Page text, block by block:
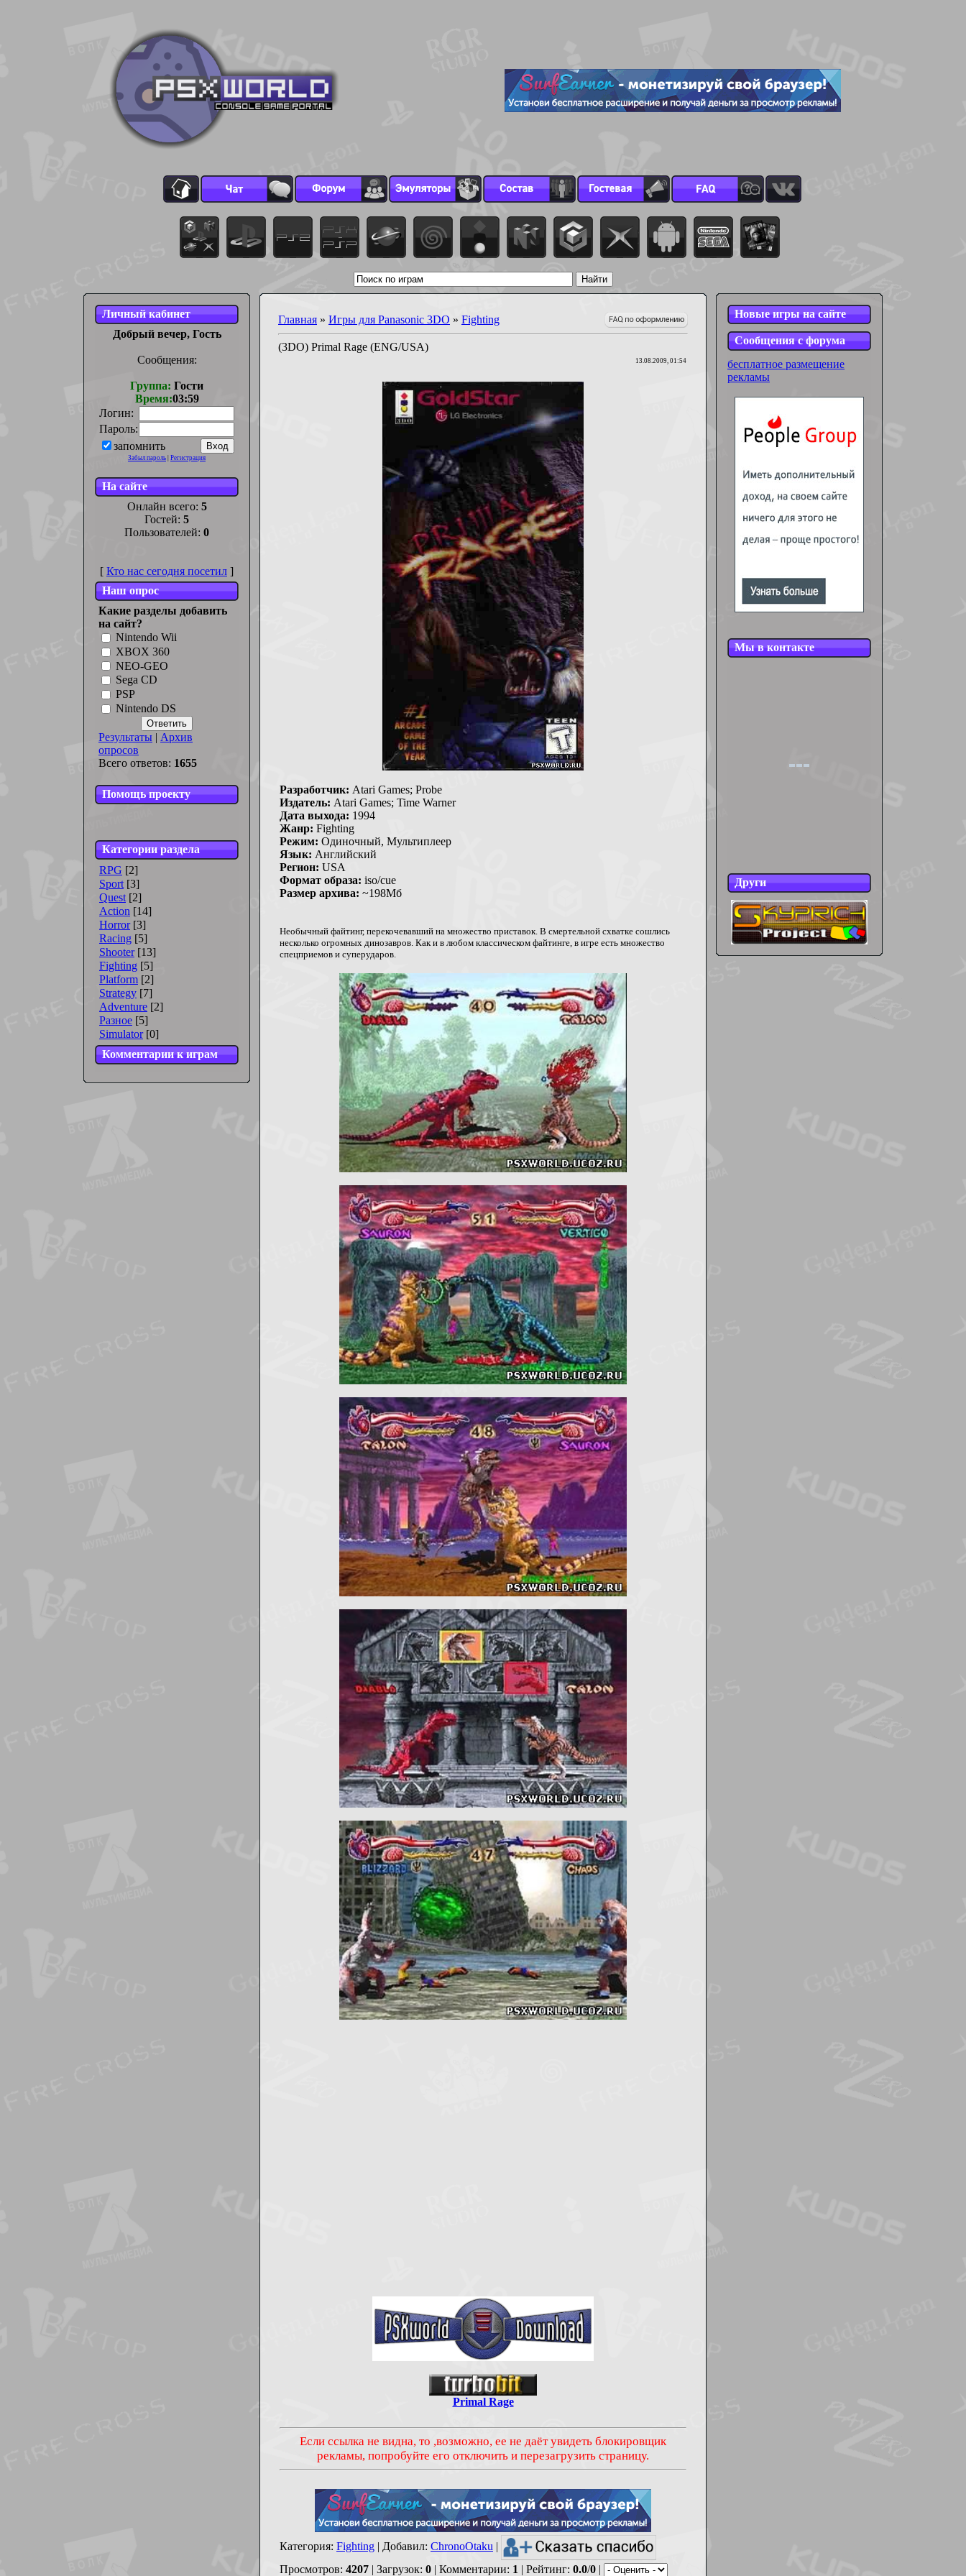
Личный кабинет
Добрый вечер, Гость
Сообщения:
Группа: Гости
Время:03:59
Логин:
Пароль:
запомнить
Забыл пароль Регистрация
На сайте
Онлайн всего: 5
Гостей: 5
Пользователей: 0
[ Кто нас сегодня посетил ]
Наш опрос
Какие разделы добавить
на сайт?
Nintendo Wii
XBOX 360
NEO-GEO
Sega CD
PSP
Nintendo DS
Результаты | Архив
опросов
Всего ответов: 1655
Помощь проекту
Категории раздела
RPG [2]
Sport [3]
Quest [2]
Action [14]
Horror [3]
Racing [5]
Shooter [13]
Fighting [5]
Platform [2]
Strategy [7]
Adventure [2]
Разное [5]
Simulator [0]
Комментарии к играм
Главная » Игры для Panasonic 3DO » Fighting
(3DO) Primal Rage (ENG/USA)
13.08.2009, 01:54
Разработчик: Atari Games; Probe
Издатель: Atari Games; Time Warner
Дата выхода: 1994
Жанр: Fighting
Режим: Одиночный, Мультиплеер
Язык: Английский
Регион: USA
Формат образа: iso/cue
Размер архива: ~198Мб
Необычный файтинг, перекочевавший на множество приставок. В смертельной схватке сошлись
несколько огромных динозавров. Как и в любом классическом файтинге, в игре есть множество
спецприемов и суперударов.
Primal Rage
Если ссылка не видна, то ,возможно, ее не даёт увидеть блокировщик
рекламы, попробуйте его отключить и перезагрузить страницу.
Категория: Fighting | Добавил: ChronoOtaku |
Просмотров: 4207 | Загрузок: 0 | Комментарии: 1 | Рейтинг: 0.0/0 |
Новые игры на сайте
Сообщения с форума
бесплатное размещение
рекламы
Мы в контакте
Други